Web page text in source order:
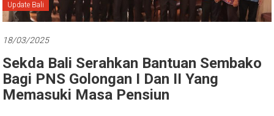
Bali
Update Bali
18/03/2025
Sekda Bali Serahkan Bantuan Sembako
Bagi PNS Golongan I Dan II Yang
Memasuki Masa Pensiun